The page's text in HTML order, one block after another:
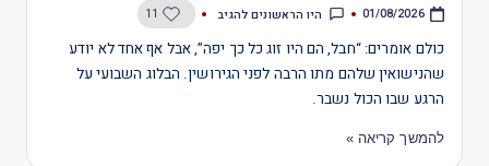
01/08/2026 היו הראשונים להגיב 11
כולם אומרים: “חבל, הם היו זוג כל כך יפה”, אבל אף אחד לא יודע
שהנישואין שלהם מתו הרבה לפני הגירושין. הבלוג השבועי על
הרגע שבו הכול נשבר.
להמשך קריאה »